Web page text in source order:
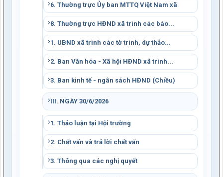
6. Thường trực Ủy ban MTTQ Việt Nam xã
8. Thường trực HĐND xã trình các báo...
1. UBND xã trình các tờ trình, dự thảo...
2. Ban Văn hóa - Xã hội HĐND xã trình...
3. Ban kinh tế - ngân sách HĐND (Chiều)
III. NGÀY 30/6/2026
1. Thảo luận tại Hội trường
2. Chất vấn và trả lời chất vấn
3. Thông qua các nghị quyết